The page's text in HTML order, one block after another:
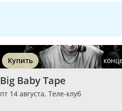
Купить
Big Baby Tape
пт 14 августа, Теле-клуб